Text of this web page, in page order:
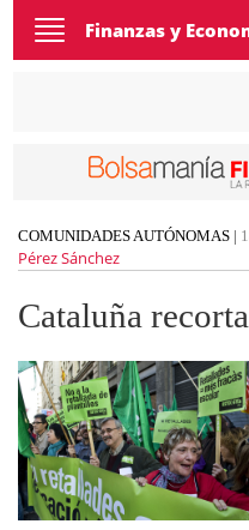
Toggle
navigation
Finanzas y
COMUNIDADES AUTÓNOMAS |
Pérez Sánchez
Cataluña